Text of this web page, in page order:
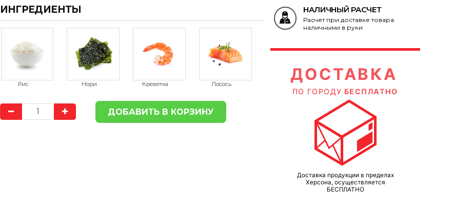
ИНГРЕДИЕНТЫ НАЛИЧНЫЙ РАСЧЕТ
Расчет при доставке товара
наличными в руки
ДОСТАВКА ДОСТАВКА
ПО ГОРОДУ БЕСПЛАТНО
Доставка продукции в пределах
Херсона, осуществляется
БЕСПЛАТНО